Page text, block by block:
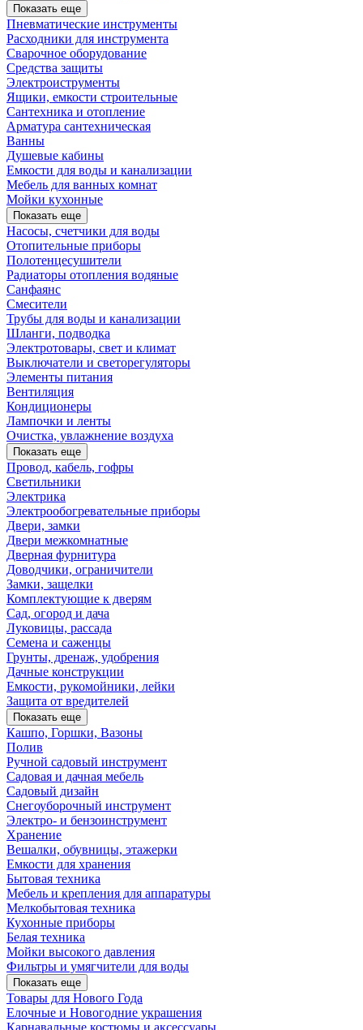
Показать еще
Пневматические инструменты
Расходники для инструмента
Сварочное оборудование
Средства защиты
Электроиструменты
Ящики, емкости строительные
Сантехника и отопление
Арматура сантехническая
Ванны
Душевые кабины
Емкости для воды и канализации
Мебель для ванных комнат
Мойки кухонные
Показать еще
Насосы, счетчики для воды
Отопительные приборы
Полотенцесушители
Радиаторы отопления водяные
Санфаянс
Смесители
Трубы для воды и канализации
Шланги, подводка
Электротовары, свет и климат
Выключатели и светорегуляторы
Элементы питания
Вентиляция
Кондиционеры
Лампочки и ленты
Очистка, увлажнение воздуха
Показать еще
Провод, кабель, гофры
Светильники
Электрика
Электрообогревательные приборы
Двери, замки
Двери межкомнатные
Дверная фурнитура
Доводчики, ограничители
Замки, защелки
Комплектующие к дверям
Сад, огород и дача
Луковицы, рассада
Семена и саженцы
Грунты, дренаж, удобрения
Дачные конструкции
Емкости, рукомойники, лейки
Защита от вредителей
Показать еще
Кашпо, Горшки, Вазоны
Полив
Ручной садовый инструмент
Садовая и дачная мебель
Садовый дизайн
Снегоуборочный инструмент
Электро- и бензоинструмент
Хранение
Вешалки, обувницы, этажерки
Емкости для хранения
Бытовая техника
Мебель и крепления для аппаратуры
Мелкобытовая техника
Кухонные приборы
Белая техника
Мойки высокого давления
Фильтры и умягчители для воды
Показать еще
Товары для Нового Года
Елочные и Новогодние украшения
Карнавальные костюмы и аксессуары